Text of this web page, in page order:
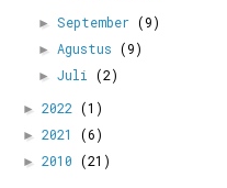
►September (9)
►Agustus (9)
►Juli (2)
► 2022 (1)
► 2021 (6)
► 2010 (21)